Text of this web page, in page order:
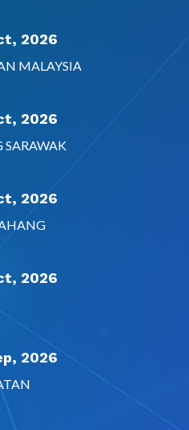
2026
MALAYSIA
2026
SARAWAK
2026
2026
2026